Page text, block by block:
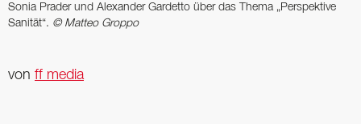
Sonia Prader und Alexander Gardetto über das Thema „Perspektive
Sanität“. © Matteo Groppo
von ff media